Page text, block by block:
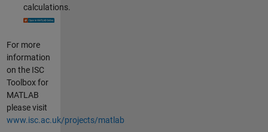
calculations.
For more
information
on the ISC
Toolbox for
MATLAB
please visit
www.isc.ac.uk/projects/matlab